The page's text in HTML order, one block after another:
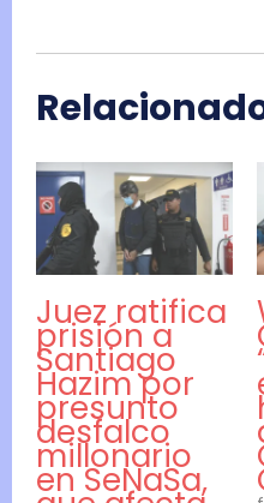
Juez ratifica
prisión a
Santiago
Hazim por
presunto
desfalco
millonario
en SeNaSa,